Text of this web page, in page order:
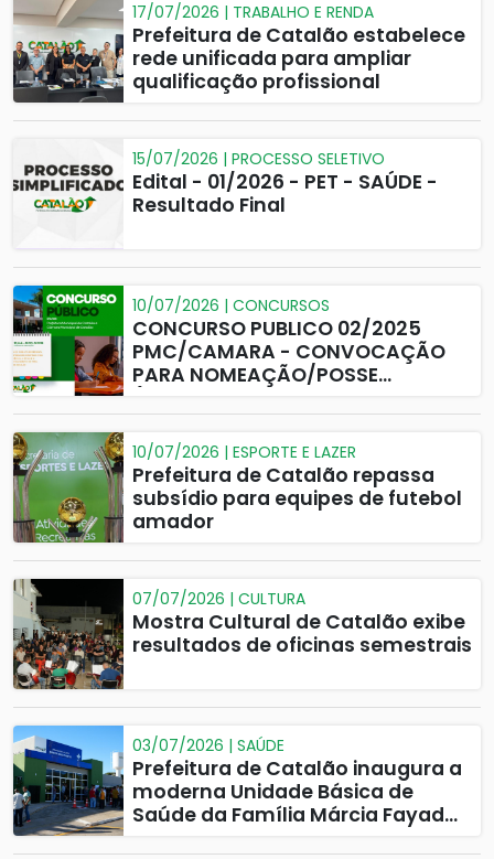
17/07/2026 | TRABALHO E RENDA
Prefeitura de Catalão estabelece
rede unificada para ampliar
qualificação profissional
15/07/2026 | PROCESSO SELETIVO
Edital - 01/2026 - PET - SAÚDE -
Resultado Final
10/07/2026 | CONCURSOS
CONCURSO PUBLICO 02/2025
PMC/CAMARA - CONVOCAÇÃO
PARA NOMEAÇÃO/POSSE
CATALAO)
10/07/2026 | ESPORTE E LAZER
Prefeitura de Catalão repassa
subsídio para equipes de futebol
amador
07/07/2026 | CULTURA
Mostra Cultural de Catalão exibe
resultados de oficinas semestrais
03/07/2026 | SAÚDE
Prefeitura de Catalão inaugura a
moderna Unidade Básica de
Saúde da Família Márcia Fayad